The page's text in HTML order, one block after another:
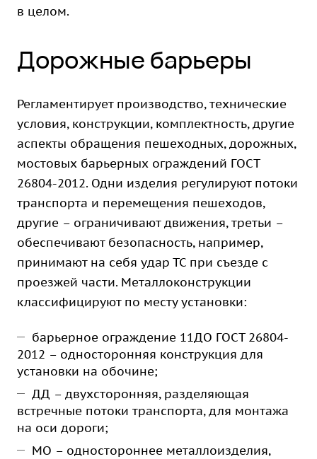
в целом.
Дорожные барьеры
Регламентирует производство, технические
условия, конструкции, комплектность, другие
аспекты обращения пешеходных, дорожных,
мостовых барьерных ограждений ГОСТ
26804-2012. Одни изделия регулируют потоки
транспорта и перемещения пешеходов,
другие – ограничивают движения, третьи –
обеспечивают безопасность, например,
принимают на себя удар ТС при съезде с
проезжей части. Металлоконструкции
классифицируют по месту установки:
барьерное ограждение 11ДО ГОСТ 26804-
2012 – односторонняя конструкция для
установки на обочине;
ДД – двухсторонняя, разделяющая
встречные потоки транспорта, для монтажа
на оси дороги;
МО – одностороннее металлоизделия,